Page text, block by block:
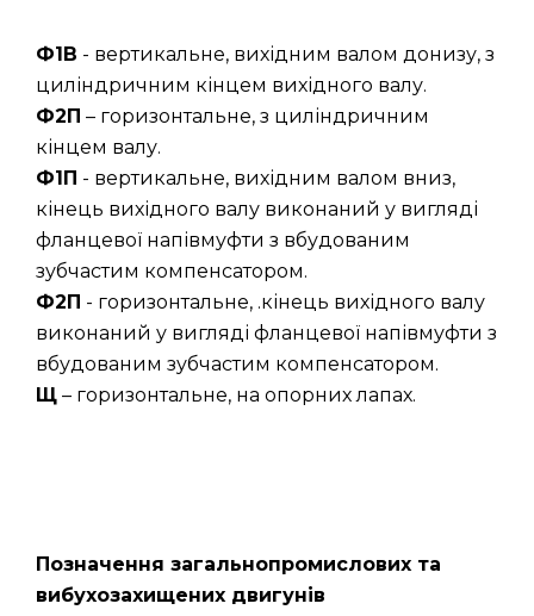
Ф1В - вертикальне, вихідним валом донизу, з
циліндричним кінцем вихідного валу.
Ф2П – горизонтальне, з циліндричним
кінцем валу.
Ф1П - вертикальне, вихідним валом вниз,
кінець вихідного валу виконаний у вигляді
фланцевої напівмуфти з вбудованим
зубчастим компенсатором.
Ф2П - горизонтальне, .кінець вихідного валу
виконаний у вигляді фланцевої напівмуфти з
вбудованим зубчастим компенсатором.
Щ – горизонтальне, на опорних лапах.
Позначення загальнопромислових та
вибухозахищених двигунів